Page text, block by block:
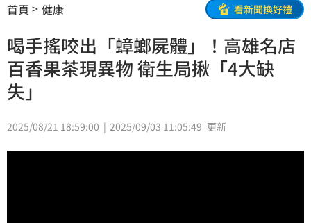
首頁 健康 看新聞換好禮
喝手搖咬出「蟑螂屍體」！高雄名店
百香果茶現異物 衛生局揪「4大缺
失」
2025/08/21 18:59:00 2025/09/03 11:05:49 更新